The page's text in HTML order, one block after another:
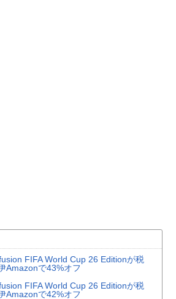
FIFA World Cup 26 Editionが税
Amazonで43%オフ
FIFA World Cup 26 Editionが税
Amazonで42%オフ